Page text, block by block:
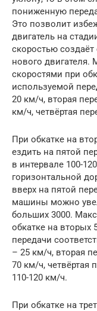
пониженную
Это позволит
двигатель на
скоростью
нового
скоростями при
используемой
20 км/ч, вторая
км/ч, четвёртая
При обкатке на
ездить на пятой
в интервале 100-
горизонтальной
вверх на пятой
машины можно
больших 3000.
обкатке на вторых
передачи
– 25 км/ч, вторая
70 км/ч, четвёртая
110-120 км/ч.
При обкатке на